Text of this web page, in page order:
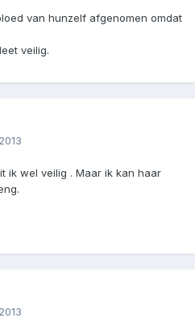
van hunzelf afgenomen omdat
veilig.
ik wel veilig . Maar ik kan haar